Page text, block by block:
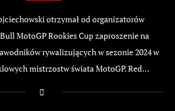
otrzymał od organizatorów
MotoGP Rookies Cup zaproszenie na
rywalizujących w sezonie 2024 w
mistrzostw świata MotoGP. Red…